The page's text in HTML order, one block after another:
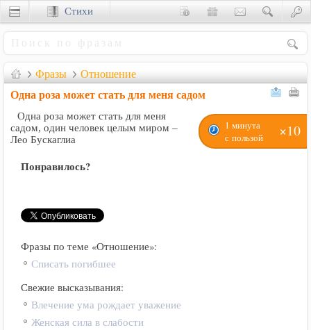
Фразы Отношение
Одна роза может стать для меня садом
1 минута ×10
с пользой
Одна роза может стать для меня
садом, один человек целым миром –
Лео Бускаглиа
Понравилось?
Фразы по теме «Отношение»:
Списать погибшее
Свежие высказывания:
Влечение ума рождает уважение
Женская сила в слабости
Стихи